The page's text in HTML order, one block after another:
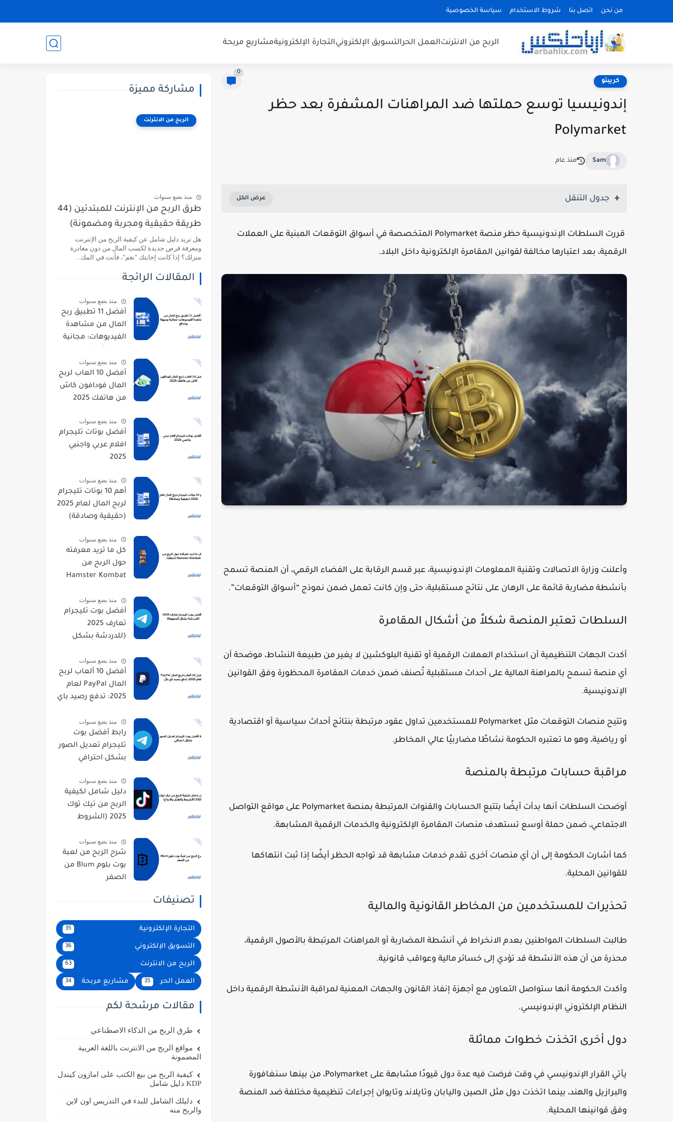
من نحن اتصل بنا شروط الاستخدام سياسة الخصوصية
الربح من الانترنتالعمل الحرالتسويق الإلكترونيالتجارة الإلكترونيةمشاريع مربحة
كريبتو
0
إندونيسيا توسع حملتها ضد المراهنات المشفرة بعد حظر
Polymarket
Sam منذ عام
جدول التنقل
قررت السلطات الإندونيسية حظر منصة Polymarket المتخصصة في أسواق التوقعات المبنية على العملات
الرقمية، بعد اعتبارها مخالفة لقوانين المقامرة الإلكترونية داخل البلاد.
وأعلنت وزارة الاتصالات وتقنية المعلومات الإندونيسية، عبر قسم الرقابة على الفضاء الرقمي، أن المنصة تسمح
بأنشطة مضاربة قائمة على الرهان على نتائج مستقبلية، حتى وإن كانت تعمل ضمن نموذج “أسواق التوقعات”.
السلطات تعتبر المنصة شكلاً من أشكال المقامرة
أكدت الجهات التنظيمية أن استخدام العملات الرقمية أو تقنية البلوكشين لا يغير من طبيعة النشاط، موضحة أن
أي منصة تسمح بالمراهنة المالية على أحداث مستقبلية تُصنف ضمن خدمات المقامرة المحظورة وفق القوانين
الإندونيسية.
وتتيح منصات التوقعات مثل Polymarket للمستخدمين تداول عقود مرتبطة بنتائج أحداث سياسية أو اقتصادية
أو رياضية، وهو ما تعتبره الحكومة نشاطًا مضاربيًا عالي المخاطر.
مراقبة حسابات مرتبطة بالمنصة
أوضحت السلطات أنها بدأت أيضًا بتتبع الحسابات والقنوات المرتبطة بمنصة Polymarket على مواقع التواصل
الاجتماعي، ضمن حملة أوسع تستهدف منصات المقامرة الإلكترونية والخدمات الرقمية المشابهة.
كما أشارت الحكومة إلى أن أي منصات أخرى تقدم خدمات مشابهة قد تواجه الحظر أيضًا إذا ثبت انتهاكها
للقوانين المحلية.
تحذيرات للمستخدمين من المخاطر القانونية والمالية
طالبت السلطات المواطنين بعدم الانخراط في أنشطة المضاربة أو المراهنات المرتبطة بالأصول الرقمية،
محذرة من أن هذه الأنشطة قد تؤدي إلى خسائر مالية وعواقب قانونية.
وأكدت الحكومة أنها ستواصل التعاون مع أجهزة إنفاذ القانون والجهات المعنية لمراقبة الأنشطة الرقمية داخل
النظام الإلكتروني الإندونيسي.
دول أخرى اتخذت خطوات مماثلة
يأتي القرار الإندونيسي في وقت فرضت فيه عدة دول قيودًا مشابهة على Polymarket، من بينها سنغافورة
والبرازيل والهند، بينما اتخذت دول مثل الصين واليابان وتايلاند وتايوان إجراءات تنظيمية مختلفة ضد المنصة
وفق قوانينها المحلية.
مشاركة مميزة
الربح من الانترنت
منذ بضع سنوات
طرق الربح من الإنترنت للمبتدئين (44
طريقة حقيقية ومجربة ومضمونة)
هل تريد دليل شامل عن كيفية الربح من الإنترنت
ومعرفة فرص جديدة لكسب المال من دون مغادرة
منزلك؟ إذا كانت إجابتك "نعم"، فأنت في المك...
المقالات الرائجة
منذ بضع سنوات
أفضل 11 تطبيق ربح
المال من مشاهدة
الفيديوهات: مجانية
منذ بضع سنوات
أفضل 10 العاب لربح
المال فودافون كاش
من هاتفك 2025
منذ بضع سنوات
أفضل بوتات تليجرام
افلام عربي واجنبي
2025
منذ بضع سنوات
أهم 10 بوتات تليجرام
لربح المال لعام 2025
(حقيقية وصادقة)
منذ بضع سنوات
كل ما تريد معرفته
حول الربح من
Hamster Kombat
منذ بضع سنوات
أفضل بوت تليجرام
تعارف 2025
(للدردشة بشكل
منذ بضع سنوات
أفضل 10 ألعاب لربح
المال PayPal لعام
2025: تدفع رصيد باي
منذ بضع سنوات
رابط أفضل بوت
تليجرام تعديل الصور
بشكل احترافي
منذ بضع سنوات
دليل شامل لكيفية
الربح من تيك توك
2025 (الشروط
منذ بضع سنوات
شرح الربح من لعبة
بوت بلوم Blum من
الصفر
تصنيفات
التجارة الإلكترونية 35
التسويق الإلكتروني 36
الربح من الانترنت 63
العمل الحر 35 مشاريع مربحة 34
مقالات مرشحة لكم
طرق الربح من الذكاء الاصطناعي
مواقع الربح من الانترنت باللغة العربية
المضمونة
كيفية الربح من بيع الكتب على امازون كيندل
KDP دليل شامل
دليلك الشامل للبدء في التدريس اون لاين
والربح منه